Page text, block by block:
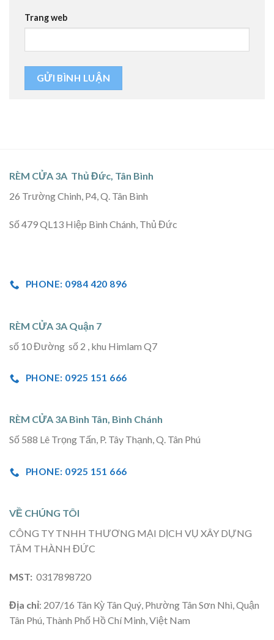
Trang web
RÈM CỬA 3A Thủ Đức, Tân Bình
26 Trường Chinh, P4, Q. Tân Bình
Số 479 QL13 Hiệp Bình Chánh, Thủ Đức
PHONE: 0984 420 896
RÈM CỬA 3A Quận 7
số 10 Đường số 2 , khu Himlam Q7
PHONE: 0925 151 666
RÈM CỬA 3A Bình Tân, Bình Chánh
Số 588 Lê Trọng Tấn, P. Tây Thạnh, Q. Tân Phú
PHONE: 0925 151 666
VỀ CHÚNG TÔI
CÔNG TY TNHH THƯƠNG MẠI DỊCH VỤ XÂY DỰNG
TÂM THÀNH ĐỨC
MST: 0317898720
Địa chỉ: 207/16 Tân Kỳ Tân Quý, Phường Tân Sơn Nhì, Quận
Tân Phú, Thành Phố Hồ Chí Minh, Việt Nam